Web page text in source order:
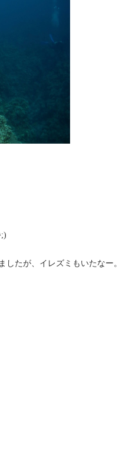
たが、イレズミもいたなー。